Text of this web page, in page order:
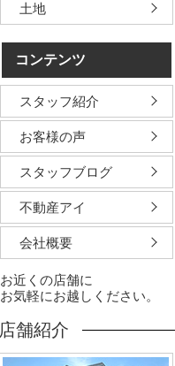
土地
コンテンツ
スタッフ紹介
お客様の声
スタッフブログ
不動産アイ
会社概要
お近くの店舗に
お気軽にお越しください。
店舗紹介